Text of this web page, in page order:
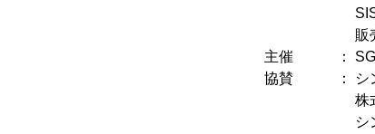
販売
主催 ： SG-
協賛 ： シンガ
株式会社三
シンガポー